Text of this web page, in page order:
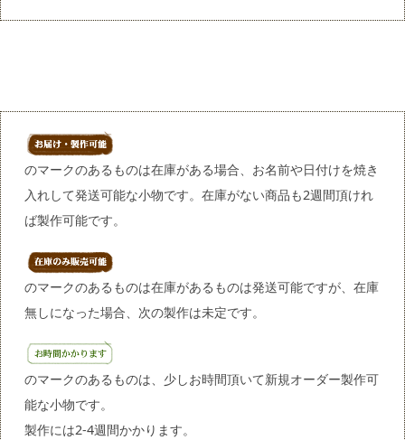
のマークのあるものは在庫がある場合、お名前や日付けを焼き
入れして発送可能な小物です。在庫がない商品も2週間頂けれ
ば製作可能です。
のマークのあるものは在庫があるものは発送可能ですが、在庫
無しになった場合、次の製作は未定です。
のマークのあるものは、少しお時間頂いて新規オーダー製作可
能な小物です。
製作には2-4週間かかります。